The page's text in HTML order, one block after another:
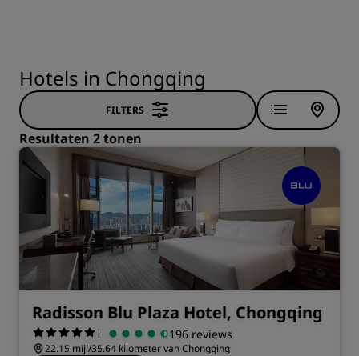
Hotels in Chongqing
FILTERS
Resultaten 2 tonen
Radisson Blu Plaza Hotel, Chongqing
| 196 reviews
22.15 mijl/35.64 kilometer van Chongqing